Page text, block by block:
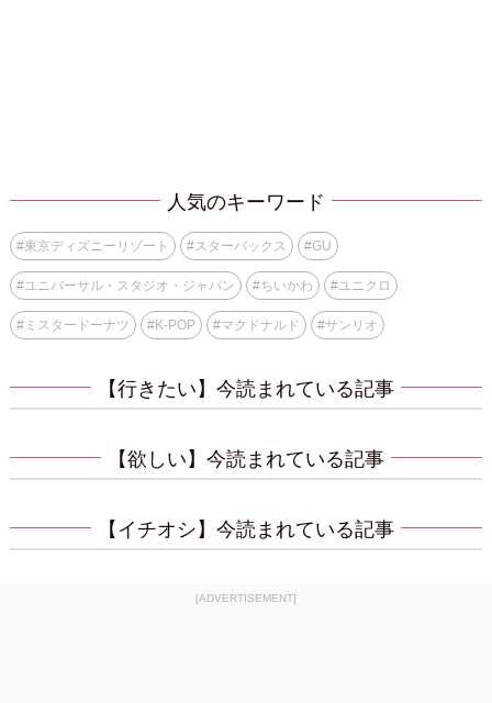
人気のキーワード
#東京ディズニーリゾート #スターバックス #GU
#ユニバーサル・スタジオ・ジャパン #ちいかわ #ユニクロ
#ミスタードーナツ #K-POP #マクドナルド #サンリオ
【行きたい】今読まれている記事
【欲しい】今読まれている記事
【イチオシ】今読まれている記事
[ADVERTISEMENT]